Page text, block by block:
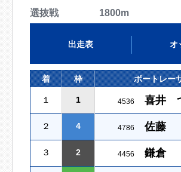
選抜戦 1800m
出走表 オ
着 枠 ボートレー
１ 1 4536 喜井
２ 4 4786 佐藤
３ 2 4456 鎌